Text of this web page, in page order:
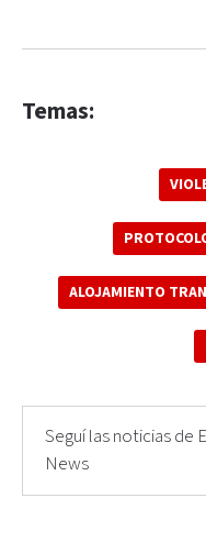
Temas:
ALOJAMIENTO
Seguí las noticias de
News